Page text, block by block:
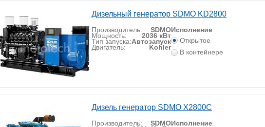
Дизельный генератор SDMO KD2800
Производитель: SDMO
Мощность: 2036 кВт
Тип запуска:Автозапуск
Двигатель: Kohler
Исполнение
Открытое
В контейнере
Дизель генератор SDMO X2800C
Производитель: SDMOИсполнение